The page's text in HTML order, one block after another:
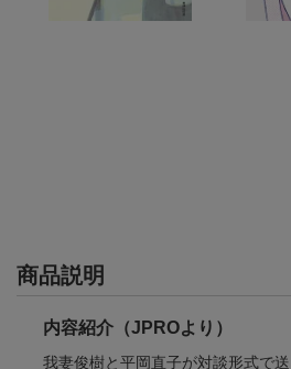
商品説明
内容紹介（JPROより）
我妻俊樹と平岡直子が対談形式で送